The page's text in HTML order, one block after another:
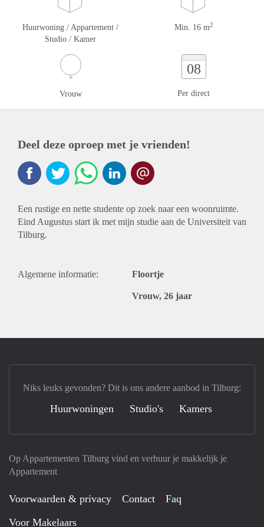
Huurwoning / Appartement /
Studio / Kamer
Min. 16 m2
Vrouw
08
Per direct
Deel deze oproep met je vrienden!
Een rustige en nette studente op zoek naar een woonruimte.
Eind Augustus start ik met mijn studie aan de Universiteit van
Tilburg.
Algemene informatie: Floortje
Vrouw, 26 jaar
Op Appartementen Tilburg vind en verhuur je makkelijk je
Appartement
Voorwaarden & privacy Contact
Faq
Voor Makelaars
Niks leuks gevonden? Dit is ons andere aanbod in Tilburg:
Huurwoningen Studio's Kamers